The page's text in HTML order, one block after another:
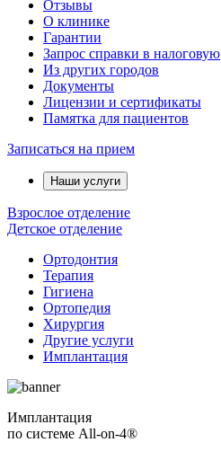
Отзывы
О клинике
Гарантии
Запрос справки в налоговую
Из других городов
Документы
Лицензии и сертификаты
Памятка для пациентов
Записаться на прием
Наши услуги
Взрослое отделение
Детское отделение
Ортодонтия
Терапия
Гигиена
Ортопедия
Хирургия
Другие услуги
Имплантация
Имплантация
по системе All-on-4®